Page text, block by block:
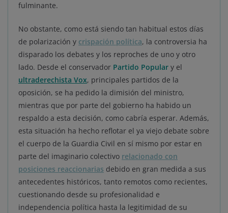
fulminante.
No obstante, como está siendo tan habitual estos días
de polarización y crispación política, la controversia ha
disparado los debates y los reproches de uno y otro
lado. Desde el conservador Partido Popular y el
ultraderechista Vox, principales partidos de la
oposición, se ha pedido la dimisión del ministro,
mientras que por parte del gobierno ha habido un
respaldo a esta decisión, como cabría esperar. Además,
esta situación ha hecho reflotar el ya viejo debate sobre
el cuerpo de la Guardia Civil en sí mismo por estar en
parte del imaginario colectivo relacionado con
posiciones reaccionarias debido en gran medida a sus
antecedentes históricos, tanto remotos como recientes,
cuestionando desde su profesionalidad e
independencia política hasta la legitimidad de su